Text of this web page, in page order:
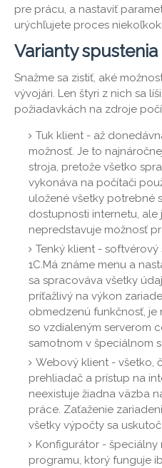
pre prácu, a nastaviť
urýchľujete proces
Varianty
Snažme sa zistiť, aké
vývojári. Len štyri z nich sa
požiadavkách na zdroje
Tuk klient - až
možnosť. Je to
stroja, pretože všetko
vykonáva na počítači
uložené všetky potrebné
dostupnosti internetu, ale
nepredstavuje možnosť
Tenký klient -
1C.Má známe menu a
sa spracováva všetky
príťažlivý na výkon
obmedzenú funkčnosť,
so vzdialeným serverom
samotnom v špeciálnom
Webový klient - všetko,
prehliadač a prístup na
neexistuje žiadna väzba
práce. Zaťaženie
všetky výpočty sa
Konfigurátor - špeciálny
programu, ktorý funguje